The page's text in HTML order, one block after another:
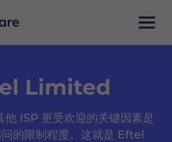
Limited
他 ISP 更受欢迎的关键因素是
的限制程度。这就是 Eftel